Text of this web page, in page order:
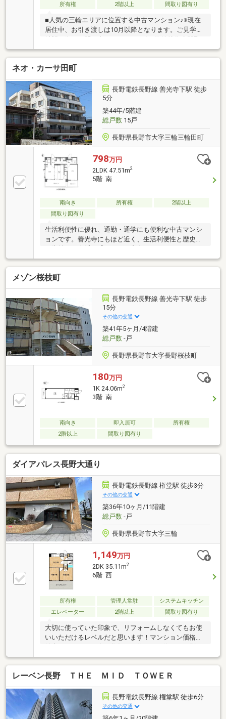
所有権
2階以上 間取り図有り
■人気の三輪エリアに位置する中古マンション♪※現在
居住中、お引き渡しは10月以降となります。ご見学ご
希望の際はお問い合わせください☆■物件特徴〇間取
りは３LDK、広々20帖のLDKが魅力です☆〇嬉しい都
市ガス仕様♪〇５階角部屋、南向きで日当たり良好♪〇
ペット不可■周辺環境〇小学校：徒歩約15分〇中学
校：徒歩約18分〇セブンイレブン三輪店：徒歩３分〇
クスリのアオキ三輪東店：徒歩３分〇DCM北長野通
店：車２分〇新規オープン！Aコープ北長野店：車２
分〇デリシアスーパー三輪店：車２分〇JR北長野駅：
車４分■現況、クリーニング（売主負担）してお引き
渡しとなります
ネオ・カーサ田町
長野電鉄長野線 善光寺下駅 徒歩
5分
築44年/5階建
総戸数15戸
長野県長野市大字三輪三輪田町
798万円
2LDK 47.51m2
5階 南
南向き 所有権
2階以上
間取り図有り
生活利便性に優れ、通勤・通学にも便利な中古マンシ
ョンです。善光寺にもほど近く、生活利便性と歴史あ
和8年度固定資産税額１０５，９００円、現状渡し。
メゾン桜枝町
長野電鉄長野線 善光寺下駅 徒歩
15分
その他の交通
築41年5ヶ月/4階建
総戸数-戸
長野県長野市大字長野桜枝町
180万円
1K 24.06m2
3階 南
南向き 即入居可
所有権
2階以上
間取り図有り
ダイアパレス長野大通り
長野電鉄長野線 権堂駅 徒歩3分
その他の交通
築36年10ヶ月/11階建
総戸数-戸
長野県長野市大字三輪
1,149万円
2DK 35.11m2
6階 西
所有権 管理人常駐
システムキッチン
エレベーター
2階以上 間取り図有り
大切に使っていた印象で、リフォームしなくてもお使
いいただけるレベルだと思います！マンション価格が
場所へ転居しても良い価格の物件だと思います。
レーベン長野 ＴＨＥ ＭＩＤ ＴＯＷＥＲ
長野電鉄長野線 権堂駅 徒歩6分
その他の交通